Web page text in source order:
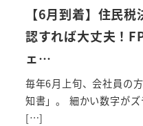
【6月到着】住民
認すれば大丈夫！
ェ…
毎年6月上旬、会社員の
知書」。 細かい数字が
[…]